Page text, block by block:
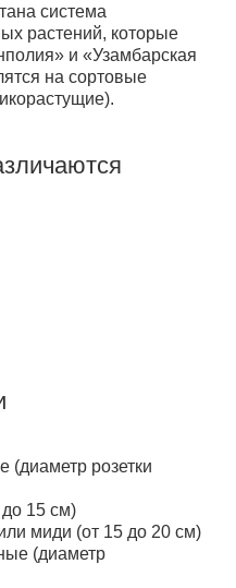
система
растений, которые
и «Узaмбарская
на сортовые
розетки
15 см)
миди (от 15 до 20 см)
(диаметр